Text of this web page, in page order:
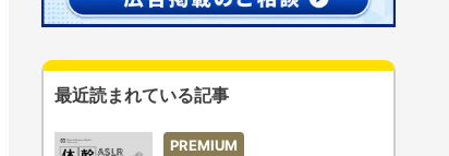
最近読まれている記事
PREMIUM